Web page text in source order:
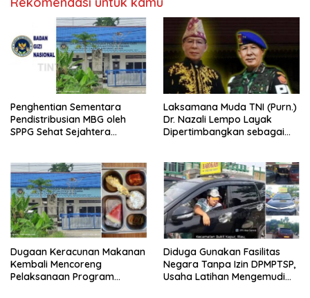
Penghentian Sementara
Pendistribusian MBG oleh
SPPG Sehat Sejahtera
Laksamana Muda TNI (Purn.)
Dr. Nazali Lempo Layak
Dipertimbangkan sebagai
Berkompromi terhadap
Penegakan Hukum
Dugaan Keracunan Makanan
Kembali Mencoreng
Pelaksanaan Program
Diduga Gunakan Fasilitas
Negara Tanpa Izin DPMPTSP,
Usaha Latihan Mengemudi